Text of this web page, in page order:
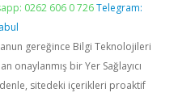
0262 606 0 726 Telegram:
gereğince Bilgi Teknolojileri
onaylanmış bir Yer Sağlayıcı
sitedeki içerikleri proaktif